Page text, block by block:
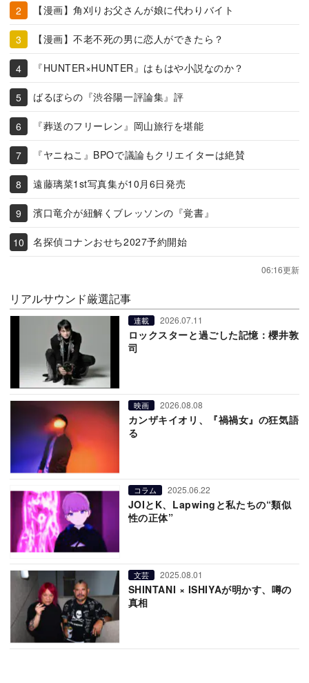
【漫画】角刈りお父さんが娘に代わりバイト
【漫画】不老不死の男に恋人ができたら？
『HUNTER×HUNTER』はもはや小説なのか？
ばるぼらの『渋谷陽一評論集』評
『葬送のフリーレン』岡山旅行を堪能
『ヤニねこ』BPOで議論もクリエイターは絶賛
遠藤璃菜1st写真集が10月6日発売
濱口竜介が紐解くブレッソンの『覚書』
名探偵コナンおせち2027予約開始
06:16更新
リアルサウンド厳選記事
連載 2026.07.11
ロックスターと過ごした記憶：櫻井敦
司
映画 2026.08.08
カンザキイオリ、『禍禍女』の狂気語
る
コラム 2025.06.22
JOIとK、Lapwingと私たちの“類似
性の正体”
文芸 2025.08.01
SHINTANI × ISHIYAが明かす、噂の
真相